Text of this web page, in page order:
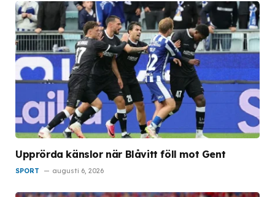
Upprörda känslor när Blåvitt föll mot Gent
SPORT augusti 6, 2026